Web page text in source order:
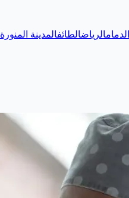
الدمامالرياضالطائفالمدينة المنورة